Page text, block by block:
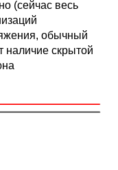
(сейчас весь
обычный
наличие скрытой